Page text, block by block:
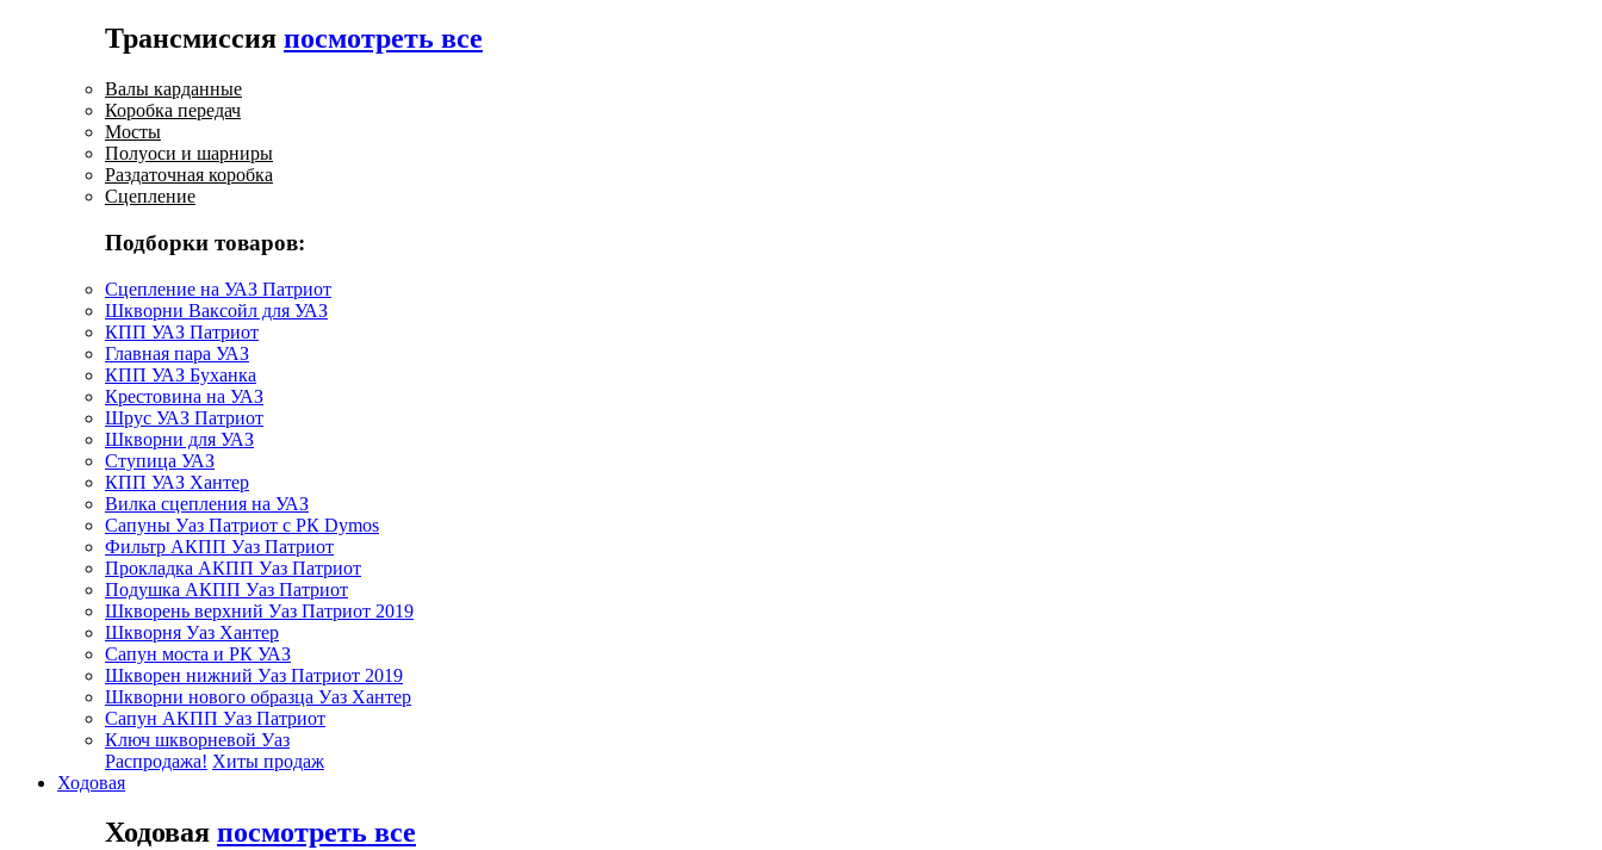
Трансмиссия посмотреть все
Валы карданные
Коробка передач
Мосты
Полуоси и шарниры
Раздаточная коробка
Сцепление
Подборки товаров:
Сцепление на УАЗ Патриот
Шкворни Ваксойл для УАЗ
КПП УАЗ Патриот
Главная пара УАЗ
КПП УАЗ Буханка
Крестовина на УАЗ
Шрус УАЗ Патриот
Шкворни для УАЗ
Ступица УАЗ
КПП УАЗ Хантер
Вилка сцепления на УАЗ
Сапуны Уаз Патриот с РК Dymos
Фильтр АКПП Уаз Патриот
Прокладка АКПП Уаз Патриот
Подушка АКПП Уаз Патриот
Шкворень верхний Уаз Патриот 2019
Шкворня Уаз Хантер
Сапун моста и РК УАЗ
Шкворен нижний Уаз Патриот 2019
Шкворни нового образца Уаз Хантер
Сапун АКПП Уаз Патриот
Ключ шкворневой Уаз
Распродажа! Хиты продаж
Ходовая
Ходовая посмотреть все